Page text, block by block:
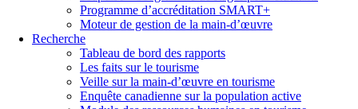
Programme d’accréditation SMART+
Moteur de gestion de la main-d’œuvre
Recherche
Tableau de bord des rapports
Les faits sur le tourisme
Veille sur la main-d’œuvre en tourisme
Enquête canadienne sur la population active